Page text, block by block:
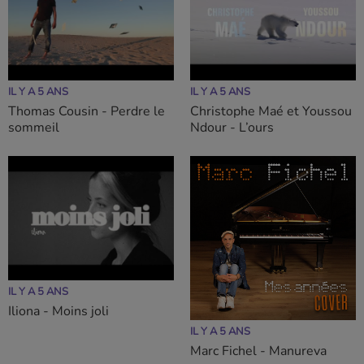
IL Y A 5 ANS
Thomas Cousin - Perdre le
sommeil
IL Y A 5 ANS
Christophe Maé et Youssou
Ndour - L’ours
IL Y A 5 ANS
Iliona - Moins joli
IL Y A 5 ANS
Marc Fichel - Manureva